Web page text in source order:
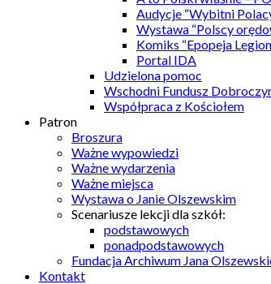
Audycje “Wybitni
Wystawa “Polscy
Komiks “Epopeja
Portal IDA
Udzielona pomoc
Wschodni Fundusz
Współpraca z Kościołem
Patron
Broszura
Ważne wypowiedzi
Ważne wydarzenia
Ważne miejsca
Wystawa o Janie Olszewskim
Scenariusze lekcji dla szkół:
podstawowych
ponadpodstawowych
Fundacja Archiwum Jana
Kontakt